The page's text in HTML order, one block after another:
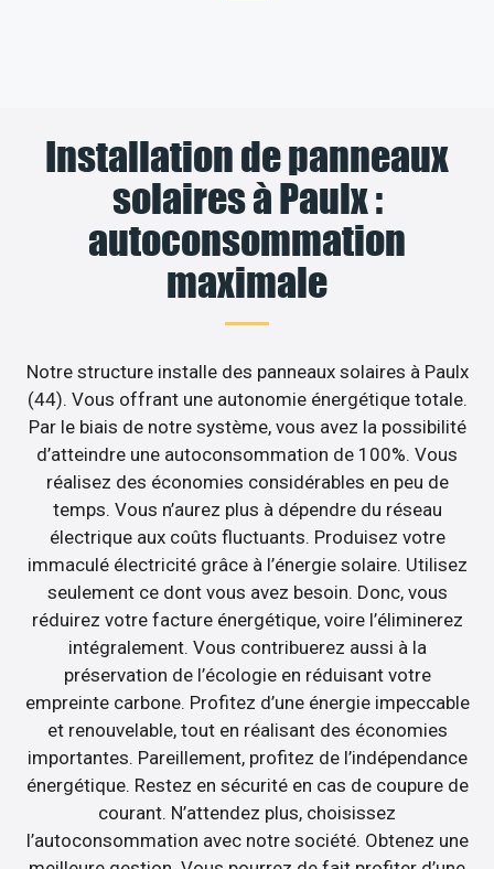
Installation de panneaux
solaires à Paulx :
autoconsommation
maximale
Notre structure installe des panneaux solaires à Paulx
(44). Vous offrant une autonomie énergétique totale.
Par le biais de notre système, vous avez la possibilité
d’atteindre une autoconsommation de 100%. Vous
réalisez des économies considérables en peu de
temps. Vous n’aurez plus à dépendre du réseau
électrique aux coûts fluctuants. Produisez votre
immaculé électricité grâce à l’énergie solaire. Utilisez
seulement ce dont vous avez besoin. Donc, vous
réduirez votre facture énergétique, voire l’éliminerez
intégralement. Vous contribuerez aussi à la
préservation de l’écologie en réduisant votre
empreinte carbone. Profitez d’une énergie impeccable
et renouvelable, tout en réalisant des économies
importantes. Pareillement, profitez de l’indépendance
énergétique. Restez en sécurité en cas de coupure de
courant. N’attendez plus, choisissez
l’autoconsommation avec notre société. Obtenez une